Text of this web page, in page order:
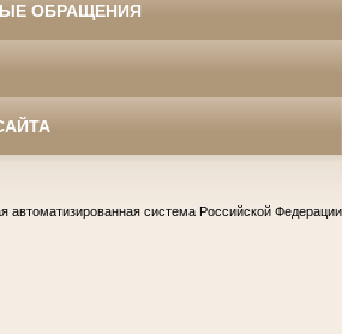
ОБРАЩЕНИЯ
автоматизированная система Российской